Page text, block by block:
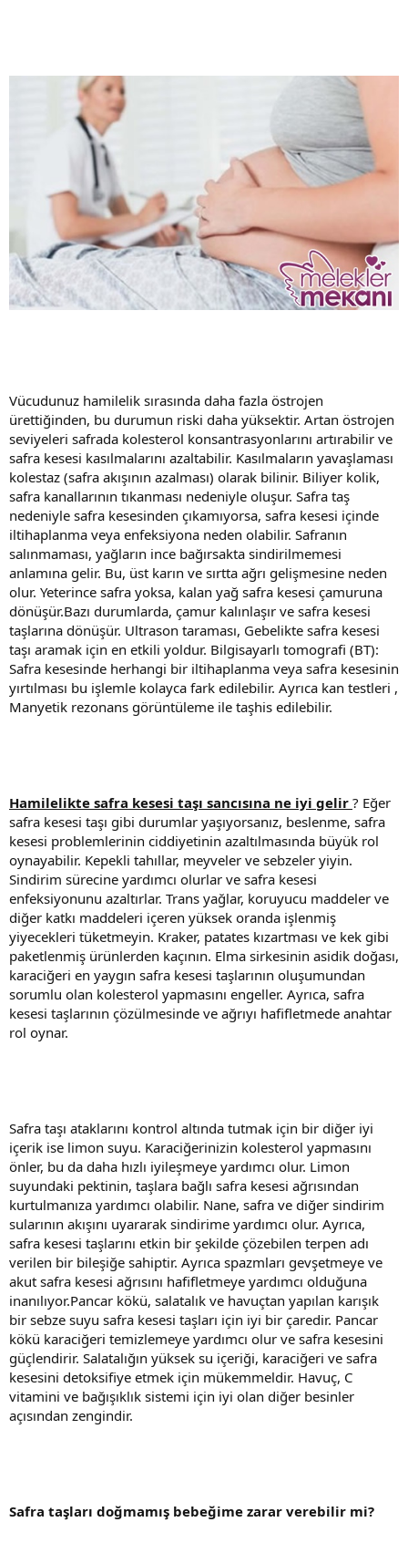
Vücudunuz hamilelik sırasında daha fazla östrojen
ürettiğinden, bu durumun riski daha yüksektir. Artan östrojen
seviyeleri safrada kolesterol konsantrasyonlarını artırabilir ve
safra kesesi kasılmalarını azaltabilir. Kasılmaların yavaşlaması
kolestaz (safra akışının azalması) olarak bilinir. Biliyer kolik,
safra kanallarının tıkanması nedeniyle oluşur. Safra taş
nedeniyle safra kesesinden çıkamıyorsa, safra kesesi içinde
iltihaplanma veya enfeksiyona neden olabilir. Safranın
salınmaması, yağların ince bağırsakta sindirilmemesi
anlamına gelir. Bu, üst karın ve sırtta ağrı gelişmesine neden
olur. Yeterince safra yoksa, kalan yağ safra kesesi çamuruna
dönüşür.Bazı durumlarda, çamur kalınlaşır ve safra kesesi
taşlarına dönüşür. Ultrason taraması, Gebelikte safra kesesi
taşı aramak için en etkili yoldur. Bilgisayarlı tomografi (BT):
Safra kesesinde herhangi bir iltihaplanma veya safra kesesinin
yırtılması bu işlemle kolayca fark edilebilir. Ayrıca kan testleri ,
Manyetik rezonans görüntüleme ile taşhis edilebilir.
Hamilelikte safra kesesi taşı sancısına ne iyi gelir ? Eğer
safra kesesi taşı gibi durumlar yaşıyorsanız, beslenme, safra
kesesi problemlerinin ciddiyetinin azaltılmasında büyük rol
oynayabilir. Kepekli tahıllar, meyveler ve sebzeler yiyin.
Sindirim sürecine yardımcı olurlar ve safra kesesi
enfeksiyonunu azaltırlar. Trans yağlar, koruyucu maddeler ve
diğer katkı maddeleri içeren yüksek oranda işlenmiş
yiyecekleri tüketmeyin. Kraker, patates kızartması ve kek gibi
paketlenmiş ürünlerden kaçının. Elma sirkesinin asidik doğası,
karaciğeri en yaygın safra kesesi taşlarının oluşumundan
sorumlu olan kolesterol yapmasını engeller. Ayrıca, safra
kesesi taşlarının çözülmesinde ve ağrıyı hafifletmede anahtar
rol oynar.
Safra taşı ataklarını kontrol altında tutmak için bir diğer iyi
içerik ise limon suyu. Karaciğerinizin kolesterol yapmasını
önler, bu da daha hızlı iyileşmeye yardımcı olur. Limon
suyundaki pektinin, taşlara bağlı safra kesesi ağrısından
kurtulmanıza yardımcı olabilir. Nane, safra ve diğer sindirim
sularının akışını uyararak sindirime yardımcı olur. Ayrıca,
safra kesesi taşlarını etkin bir şekilde çözebilen terpen adı
verilen bir bileşiğe sahiptir. Ayrıca spazmları gevşetmeye ve
akut safra kesesi ağrısını hafifletmeye yardımcı olduğuna
inanılıyor.Pancar kökü, salatalık ve havuçtan yapılan karışık
bir sebze suyu safra kesesi taşları için iyi bir çaredir. Pancar
kökü karaciğeri temizlemeye yardımcı olur ve safra kesesini
güçlendirir. Salatalığın yüksek su içeriği, karaciğeri ve safra
kesesini detoksifiye etmek için mükemmeldir. Havuç, C
vitamini ve bağışıklık sistemi için iyi olan diğer besinler
açısından zengindir.
Safra taşları doğmamış bebeğime zarar verebilir mi?